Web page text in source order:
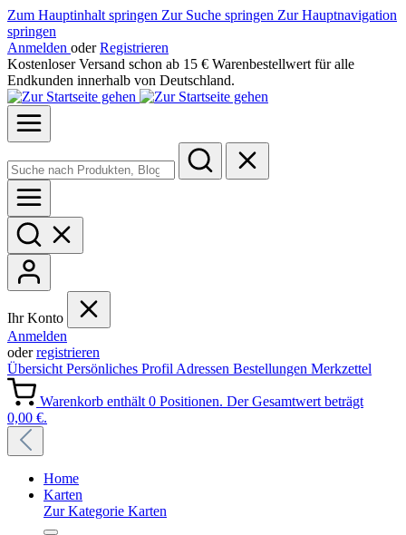
Zum Hauptinhalt springen Zur Suche springen Zur Hauptnavigation
springen
Anmelden oder Registrieren
Kostenloser Versand schon ab 15 € Warenbestellwert für alle
Endkunden innerhalb von Deutschland.
Ihr Konto
Anmelden
oderregistrieren
Übersicht Persönliches Profil Adressen Bestellungen Merkzettel
Warenkorb enthält 0 Positionen. Der Gesamtwert beträgt
0,00 €.
Home
Karten
Zur Kategorie Karten